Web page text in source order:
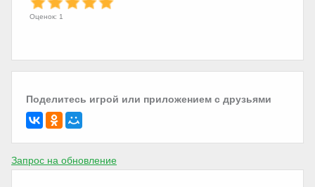
Оценок: 1
Поделитесь игрой или приложением с друзьями
Запрос на обновление